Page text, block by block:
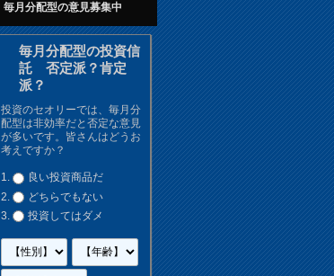
毎月分配型の意見募集中
毎月分配型の投資信
託 否定派？肯定
派？
投資のセオリーでは、毎月分
配型は非効率だと否定な意見
が多いです。皆さんはどうお
考えですか？
良い投資商品だ
どちらでもない
投資してはダメ